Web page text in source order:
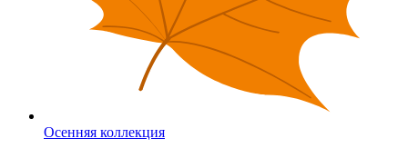
Осенняя коллекция